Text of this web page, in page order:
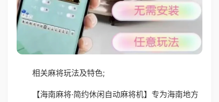
相关麻将玩法及特色;
【海南麻将·简约休闲自动麻将机】专为海南地方